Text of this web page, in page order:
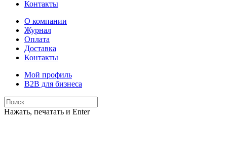
Контакты
О компании
Журнал
Оплата
Доставка
Контакты
Мой профиль
B2B для бизнеса
Нажать, печатать и Enter